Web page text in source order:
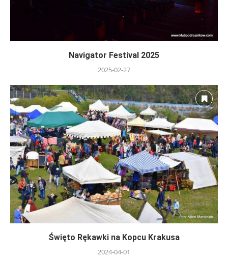
Navigator Festival 2025
2025-02-27
Święto Rękawki na Kopcu Krakusa
2024-04-01